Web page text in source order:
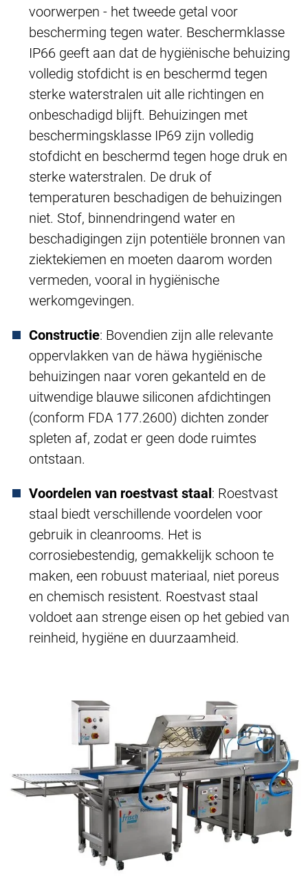
voorwerpen - het tweede getal voor
bescherming tegen water. Beschermklasse
IP66 geeft aan dat de hygiënische behuizing
volledig stofdicht is en beschermd tegen
sterke waterstralen uit alle richtingen en
onbeschadigd blijft. Behuizingen met
beschermingsklasse IP69 zijn volledig
stofdicht en beschermd tegen hoge druk en
sterke waterstralen. De druk of
temperaturen beschadigen de behuizingen
niet. Stof, binnendringend water en
beschadigingen zijn potentiële bronnen van
ziektekiemen en moeten daarom worden
vermeden, vooral in hygiënische
werkomgevingen.
Constructie: Bovendien zijn alle relevante
oppervlakken van de häwa hygiënische
behuizingen naar voren gekanteld en de
uitwendige blauwe siliconen afdichtingen
(conform FDA 177.2600) dichten zonder
spleten af, zodat er geen dode ruimtes
ontstaan.
Voordelen van roestvast staal: Roestvast
staal biedt verschillende voordelen voor
gebruik in cleanrooms. Het is
corrosiebestendig, gemakkelijk schoon te
maken, een robuust materiaal, niet poreus
en chemisch resistent. Roestvast staal
voldoet aan strenge eisen op het gebied van
reinheid, hygiëne en duurzaamheid.